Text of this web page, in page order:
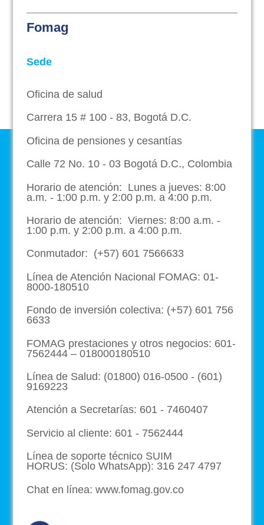
Fomag
Sede
Oficina de salud
Carrera 15 # 100 - 83, Bogotá D.C.
Oficina de pensiones y cesantías
Calle 72 No. 10 - 03 Bogotá D.C., Colombia
Horario de atención: Lunes a jueves: 8:00
a.m. - 1:00 p.m. y 2:00 p.m. a 4:00 p.m.
Horario de atención: Viernes: 8:00 a.m. -
1:00 p.m. y 2:00 p.m. a 4:00 p.m.
Conmutador: (+57) 601 7566633
Línea de Atención Nacional FOMAG: 01-
8000-180510
Fondo de inversión colectiva: (+57) 601 756
6633
FOMAG prestaciones y otros negocios: 601-
7562444 – 018000180510
Línea de Salud: (01800) 016-0500 - (601)
9169223
Atención a Secretarías: 601 - 7460407
Servicio al cliente: 601 - 7562444
Línea de soporte técnico SUIM
HORUS: (Solo WhatsApp): 316 247 4797
Chat en línea: www.fomag.gov.co